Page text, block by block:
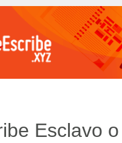
Esclavo o